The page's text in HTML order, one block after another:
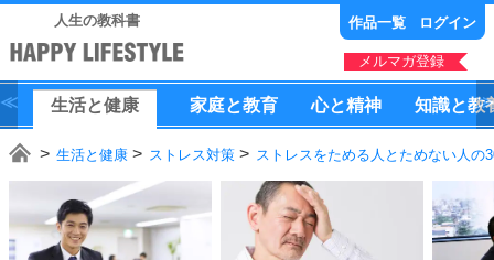
人生の教科書 作品一覧 ログイン
メルマガ登録
生活と健康 家庭と教育 心と精神 知識と教
生活と健康 ストレス対策 ストレスをためる人とためない人の